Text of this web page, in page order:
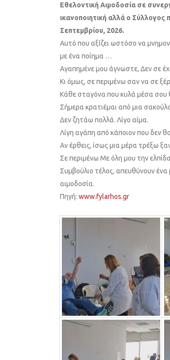
Εθελοντική Αιμοδοσία σε
ικανοποιητική αλλά ο
Σεπτεμβρίου, 2026.
Αυτό που αξίζει ωστόσο να
με ένα ποίημα …
Αγαπημένε μου άγνωστε, Δεν σε
Κι όμως, σε περιμένω σαν να σε
Κάθε σταγόνα που κυλά μέσα σου
Σήμερα κρατιέμαι από μια
Δεν ζητάω πολλά. Λίγο αίμα.
Λίγη αγάπη από κάποιον που δεν
Αν έρθεις, ίσως μια μέρα τρέξω
Σε περιμένω Με όλη μου την
Συμβούλιο τέλος, απευθύνουν
αιμοδοσία.
Πηγή: www.fylarhos.gr